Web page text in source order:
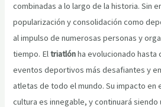
combinadas a lo largo de la historia. Sin
popularización y consolidación como
al impulso de numerosas personas y
tiempo. Eltriatlónha evolucionado hasta
eventos deportivos más desafiantes y
atletas de todo el mundo. Su impacto en
cultura es innegable, y continuará